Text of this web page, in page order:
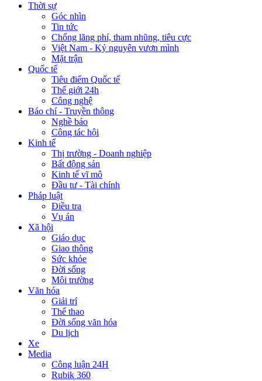
Thời sự
Góc nhìn
Tin tức
Chống lãng phí, tham nhũng, tiêu cực
Việt Nam - Kỷ nguyên vươn mình
Mặt trận
Quốc tế
Tiêu điểm Quốc tế
Thế giới 24h
Công nghệ
Báo chí - Truyền thông
Nghề báo
Công tác hội
Kinh tế
Thị trường - Doanh nghiệp
Bất động sản
Kinh tế vĩ mô
Đầu tư - Tài chính
Pháp luật
Điều tra
Vụ án
Xã hội
Giáo dục
Giao thông
Sức khỏe
Đời sống
Môi trường
Văn hóa
Giải trí
Thể thao
Đời sống văn hóa
Du lịch
Xe
Media
Công luận 24H
Rubik 360